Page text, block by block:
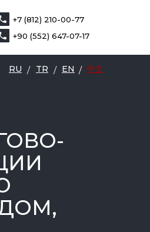
+7 (812) 210-00-77
+90 (552) 647-07-17
RU TR EN
/ 中文
/
/
/